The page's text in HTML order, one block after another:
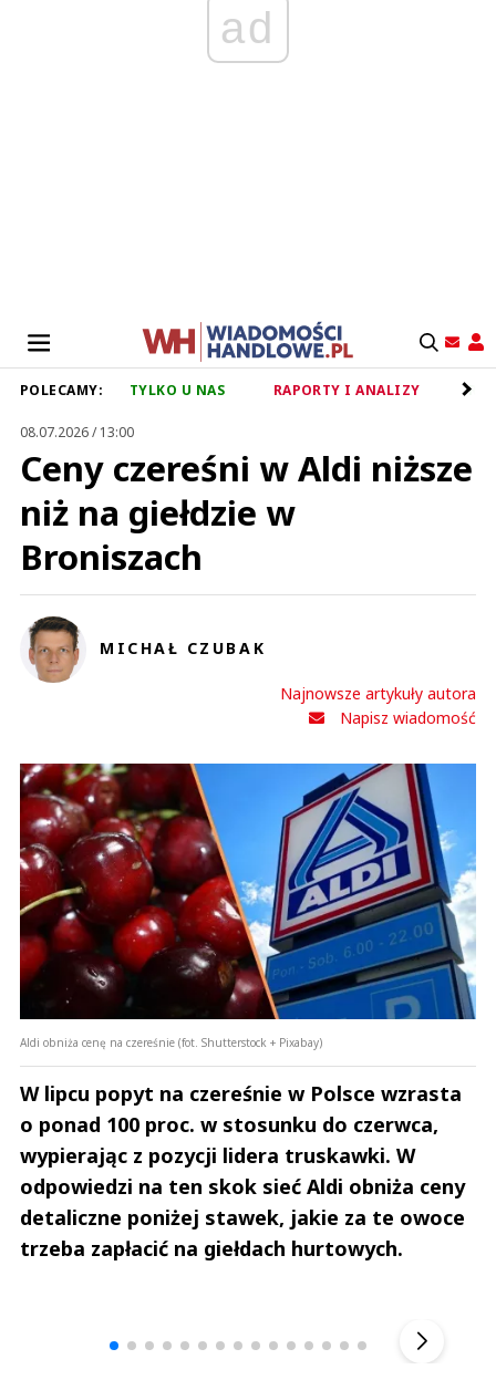
ad
POLECAMY: TYLKO U NAS RAPORTY I ANALIZY
08.07.2026 / 13:00
Ceny czereśni w Aldi niższe
niż na giełdzie w
Broniszach
MICHAŁ CZUBAK
Najnowsze artykuły autora
Napisz wiadomość
Aldi obniża cenę na czereśnie (fot. Shutterstock + Pixabay)
W lipcu popyt na czereśnie w Polsce wzrasta
o ponad 100 proc. w stosunku do czerwca,
wypierając z pozycji lidera truskawki. W
odpowiedzi na ten skok sieć Aldi obniża ceny
detaliczne poniżej stawek, jakie za te owoce
trzeba zapłacić na giełdach hurtowych.